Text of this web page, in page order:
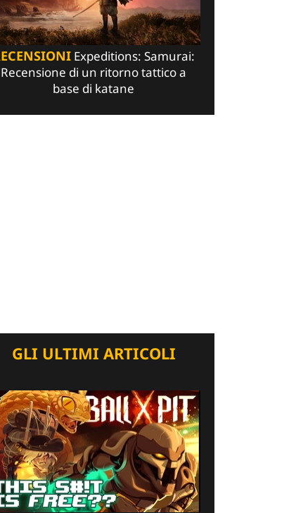
Expeditions: Samurai:
Recensione di un ritorno tattico a
base di katane
GLI ULTIMI ARTICOLI